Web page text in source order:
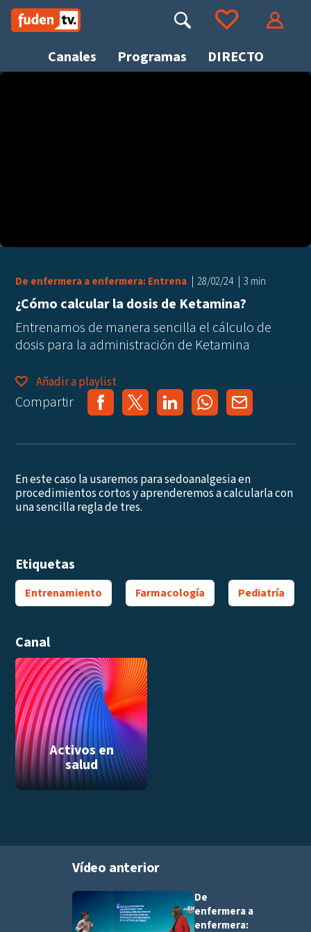
Saltar
contenido
Canales Programas DIRECTO
Buscar Ir a tus favoritos
De enfermera a enfermera: Entrena 28/02/24 3 min
¿Cómo calcular la dosis de Ketamina?
Entrenamos de manera sencilla el cálculo de
dosis para la administración de Ketamina
Añadir a playlist
Compartir
En este caso la usaremos para sedoanalgesia en
procedimientos cortos y aprenderemos a calcularla con
una sencilla regla de tres.
Etiquetas
Entrenamiento Farmacología Pediatría
Canal
Activos en
salud
Vídeo anterior
Añadir a
De
enfermera a
enfermera: